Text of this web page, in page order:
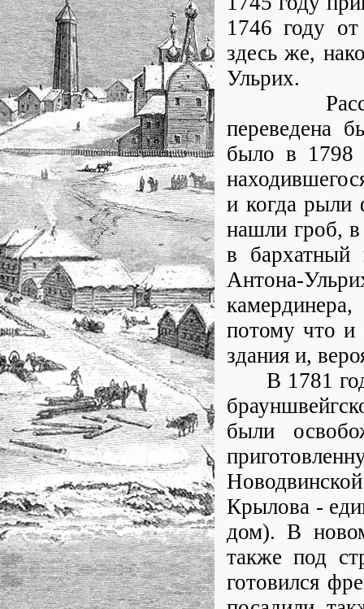
1746 году
здесь же,
Ульрих.
переведена
было в 1798
и когда рыли
нашли гроб,
в бархатный
Антона-
потому что и
здания и,
В 1781
были
Крылова -
дом). В
также под
готовился